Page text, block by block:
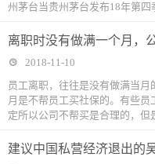
州茅台当贵州茅台发布18年第
离职时没有做满一个月，
2018-11-10
员工离职，往往是没有做满当
月是不帮员工买社保的。有些
定所以公司不帮买是合理的，但
建议中国私营经济退出的